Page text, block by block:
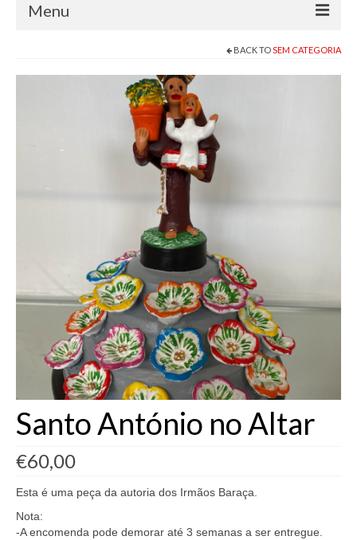
Menu
Portfolio
Loja Online
BACK TOSEM CATEGORIA
Santo António no Altar
€60,00
Esta é uma peça da autoria dos Irmãos Baraça.
Nota:
-A encomenda pode demorar até 3 semanas a ser entregue.